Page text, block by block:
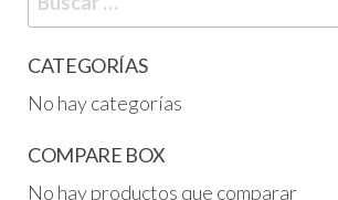
CATEGORÍAS
No hay categorías
COMPARE BOX
No hay productos que comparar